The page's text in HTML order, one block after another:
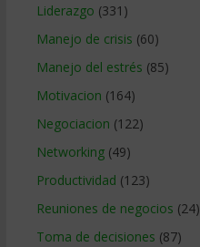
Liderazgo (331)
Manejo de crisis (60)
Manejo del estrés (85)
Motivacion (164)
Negociacion (122)
Networking(49)
Productividad (123)
Reuniones de negocios (24)
Toma de decisiones (87)